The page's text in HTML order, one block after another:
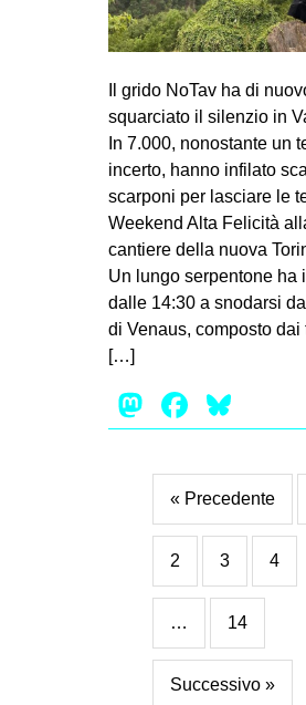
Il grido NoTav ha di
squarciato il silenzio in
In 7.000, nonostante un
incerto, hanno infilato
scarponi per lasciare le
Weekend Alta Felicità
cantiere della nuova
Un lungo serpentone ha
dalle 14:30 a snodarsi
di Venaus, composto dai
[…]
Mastodon
« Precedente
2 3 4
… 14
Successivo »